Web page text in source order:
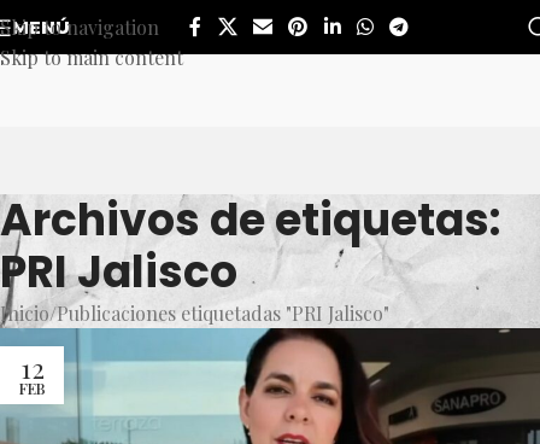
Skip to navigation
Skip to main content
MENÚ
Archivos de etiquetas:
PRI Jalisco
Inicio Publicaciones etiquetadas "PRI Jalisco"
12
FEB